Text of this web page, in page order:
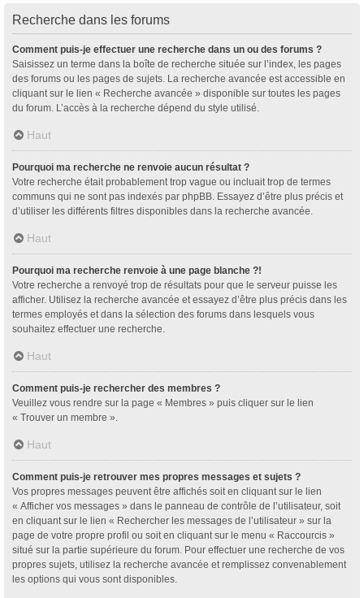
Recherche dans les forums
Comment puis-je effectuer une recherche dans un ou des forums ?
Saisissez un terme dans la boîte de recherche située sur l’index, les pages
des forums ou les pages de sujets. La recherche avancée est accessible en
cliquant sur le lien « Recherche avancée » disponible sur toutes les pages
du forum. L’accès à la recherche dépend du style utilisé.
Haut
Pourquoi ma recherche ne renvoie aucun résultat ?
Votre recherche était probablement trop vague ou incluait trop de termes
communs qui ne sont pas indexés par phpBB. Essayez d’être plus précis et
d’utiliser les différents filtres disponibles dans la recherche avancée.
Haut
Pourquoi ma recherche renvoie à une page blanche ?!
Votre recherche a renvoyé trop de résultats pour que le serveur puisse les
afficher. Utilisez la recherche avancée et essayez d’être plus précis dans les
termes employés et dans la sélection des forums dans lesquels vous
souhaitez effectuer une recherche.
Haut
Comment puis-je rechercher des membres ?
Veuillez vous rendre sur la page « Membres » puis cliquer sur le lien
« Trouver un membre ».
Haut
Comment puis-je retrouver mes propres messages et sujets ?
Vos propres messages peuvent être affichés soit en cliquant sur le lien
« Afficher vos messages » dans le panneau de contrôle de l’utilisateur, soit
en cliquant sur le lien « Rechercher les messages de l’utilisateur » sur la
page de votre propre profil ou soit en cliquant sur le menu « Raccourcis »
situé sur la partie supérieure du forum. Pour effectuer une recherche de vos
propres sujets, utilisez la recherche avancée et remplissez convenablement
les options qui vous sont disponibles.